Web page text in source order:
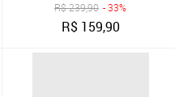
R$239,90 - 33%
R$ 159,90